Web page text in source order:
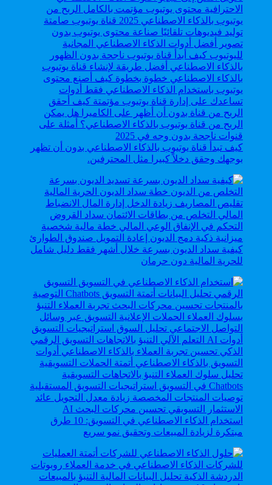
كيف تبدأ قناة يوتيوب بالذكاء الاصطناعي بدون أن تظهر
بوجهك وحقق دخلاً كبيرا مثل المحترفين.
كيفية سداد الديون بسرعة خلال أشهر فقط دليل شامل
للحرية المالية دون حرمان
استخدام الذكاء الاصطناعي في التسويق: 10 طرق
مبتكرة لزيادة المبيعات وتحقيق نمو سريع